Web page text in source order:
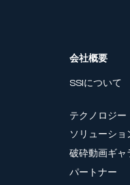
会社概要
SSIについて
テクノロジー
ソリューショ
破砕動画ギャ
パートナー